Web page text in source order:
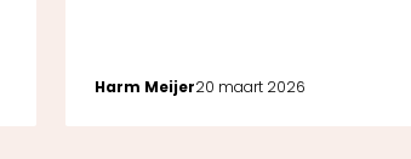
Harm Meijer20 maart 2026